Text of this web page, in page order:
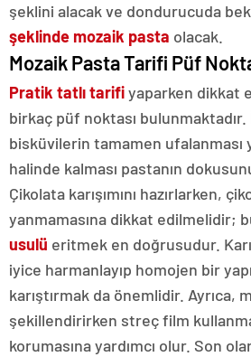
şeklini alacak ve dondurucuda
şeklinde mozaik pasta olacak.
Mozaik Pasta Tarifi Püf
Pratik tatlı tarifiyaparken dikkat
birkaç püf noktası
bisküvilerin tamamen ufalanması
halinde kalması pastanın
Çikolata karışımını hazırlarken,
yanmamasına dikkat edilmelidir;
usulü eritmek en doğrusudur.
iyice harmanlayıp homojen bir
karıştırmak da önemlidir. Ayrıca,
şekillendirirken streç film
korumasına yardımcı olur. Son